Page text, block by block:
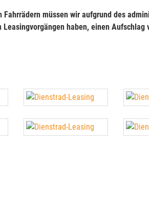
Fahrrädern müssen wir aufgrund des
haben, einen Aufschlag